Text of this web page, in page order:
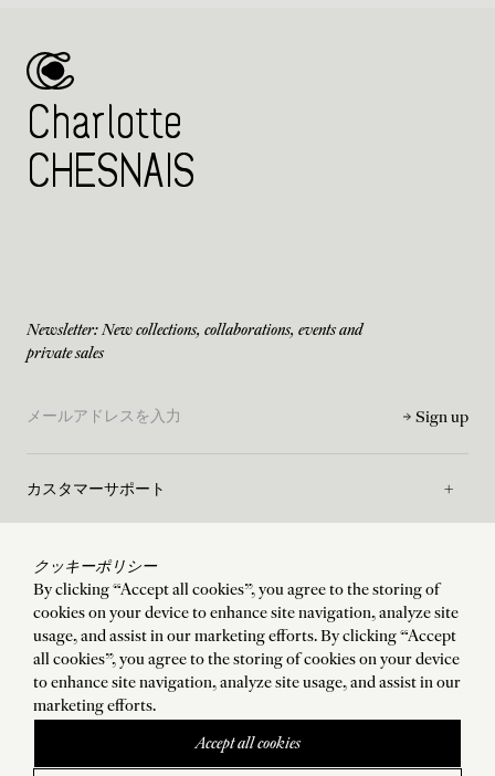
Charlotte
CHESNAIS
Newsletter: New collections, collaborations, events and
private sales
Sign up
カスタマーサポート
サポート
メゾン
ご利用規約
クッキーポリシー
By clicking “Accept all cookies”, you agree to the storing of
cookies on your device to enhance site navigation, analyze site
usage, and assist in our marketing efforts. By clicking “Accept
all cookies”, you agree to the storing of cookies on your device
to enhance site navigation, analyze site usage, and assist in our
marketing efforts.
Accept all cookies